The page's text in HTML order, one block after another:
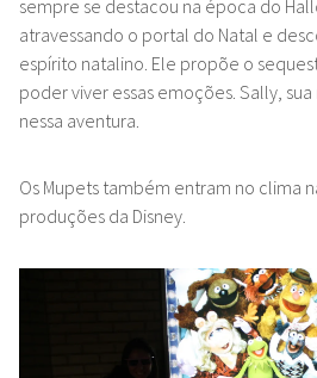
sempre se destacou na época do
atravessando o portal do Natal e
espírito natalino. Ele propõe o
poder viver essas emoções. Sally,
nessa aventura.
Os Mupets também entram no clima
produções da Disney.